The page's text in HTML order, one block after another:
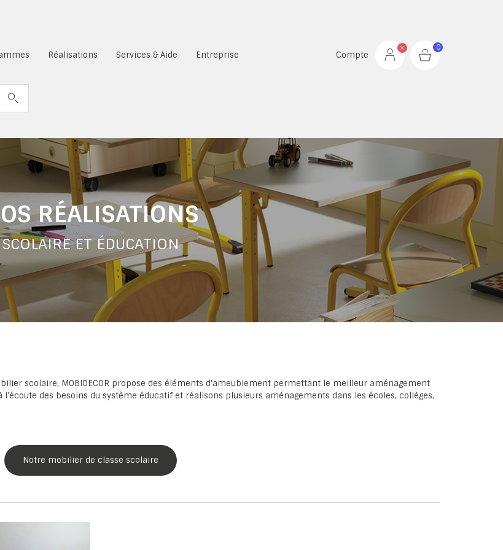
Réalisations Services & Aide Entreprise Compte
0
RÉALISATIONS
SCOLAIRE ET ÉDUCATION
scolaire, MOBIDECOR propose des éléments d'ameublement permettant le meilleur aménagement
des besoins du système éducatif et réalisons plusieurs aménagements dans les écoles, collèges,
Notre mobilier de classe scolaire